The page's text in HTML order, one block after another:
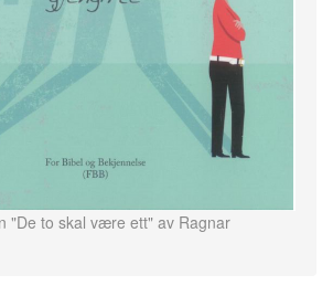
"De to skal være ett" av Ragnar